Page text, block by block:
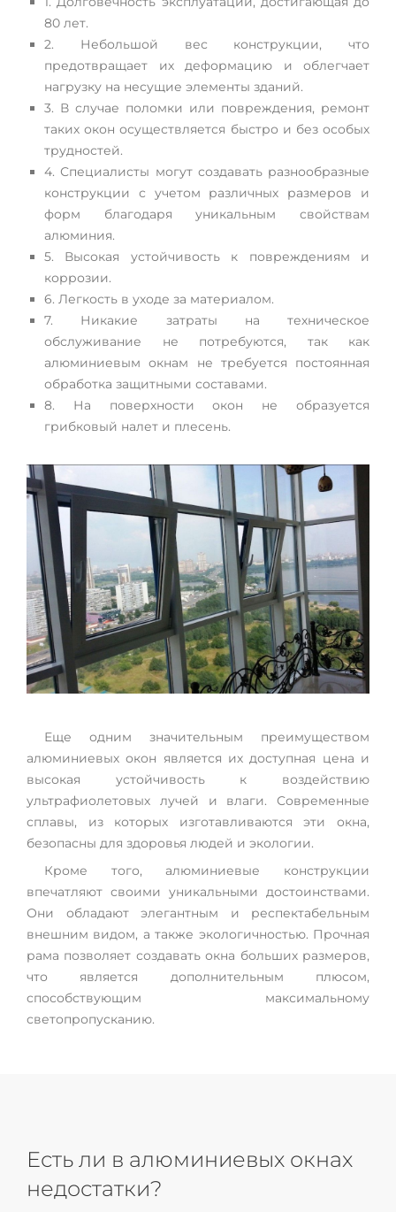
80 лет.
2. Небольшой вес конструкции, что
предотвращает их деформацию и облегчает
нагрузку на несущие элементы зданий.
3. В случае поломки или повреждения, ремонт
таких окон осуществляется быстро и без особых
трудностей.
4. Специалисты могут создавать разнообразные
конструкции с учетом различных размеров и
форм благодаря уникальным свойствам
алюминия.
5. Высокая устойчивость к повреждениям и
коррозии.
6. Легкость в уходе за материалом.
7. Никакие затраты на техническое
обслуживание не потребуются, так как
алюминиевым окнам не требуется постоянная
обработка защитными составами.
8. На поверхности окон не образуется
грибковый налет и плесень.
Еще одним значительным преимуществом
алюминиевых окон является их доступная цена и
высокая устойчивость к воздействию
ультрафиолетовых лучей и влаги. Современные
сплавы, из которых изготавливаются эти окна,
безопасны для здоровья людей и экологии.
Кроме того, алюминиевые конструкции
впечатляют своими уникальными достоинствами.
Они обладают элегантным и респектабельным
внешним видом, а также экологичностью. Прочная
рама позволяет создавать окна больших размеров,
что является дополнительным плюсом,
способствующим максимальному
светопропусканию.
Есть ли в алюминиевых окнах
недостатки?